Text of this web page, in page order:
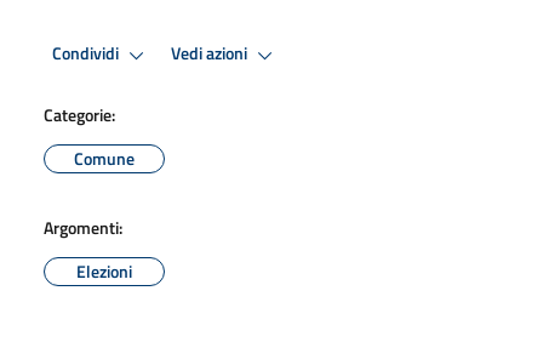
Condividi Vedi azioni
Categorie:
Comune
Argomenti:
Elezioni